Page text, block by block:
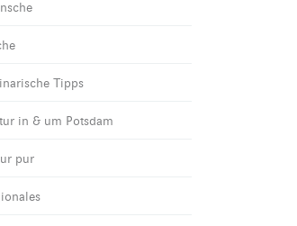
Tipps
in & um Potsdam
pur